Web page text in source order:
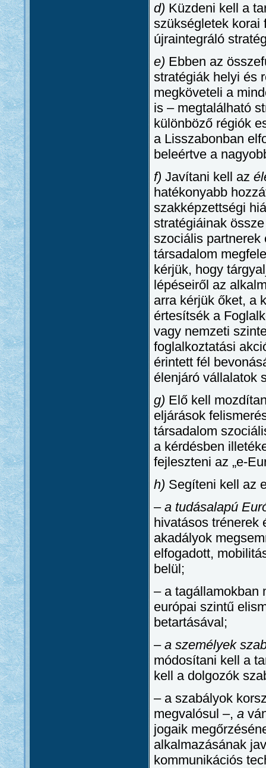
d) Küzdeni kell a
szükségletek korai
újraintegráló
e) Ebben az
stratégiák helyi és
megköveteli a
is – megtalálható
különböző régiók
a Lisszabonban
beleértve a
f) Javítani kell az
hatékonyabb
szakképzettségi
stratégiáinak
szociális partnerek
társadalom
kérjük, hogy
lépéseiről az
arra kérjük őket, a
értesítsék a
vagy nemzeti
foglalkoztatási
érintett fél
élenjáró vállalatok
g) Elő kell
eljárások
társadalom
a kérdésben
fejleszteni az „e-
h) Segíteni kell az
– a tudásalapú
hivatásos trénerek
akadályok
elfogadott,
belül;
– a tagállamokban
európai szintű
betartásával;
– a személyek
módosítani kell a
kell a dolgozók
– a szabályok
megvalósul –, a
jogaik
alkalmazásának
kommunikációs